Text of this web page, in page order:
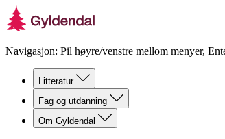
Navigasjon: Pil høyre/venstre mellom menyer,
Litteratur
Fag og utdanning
Om Gyldendal